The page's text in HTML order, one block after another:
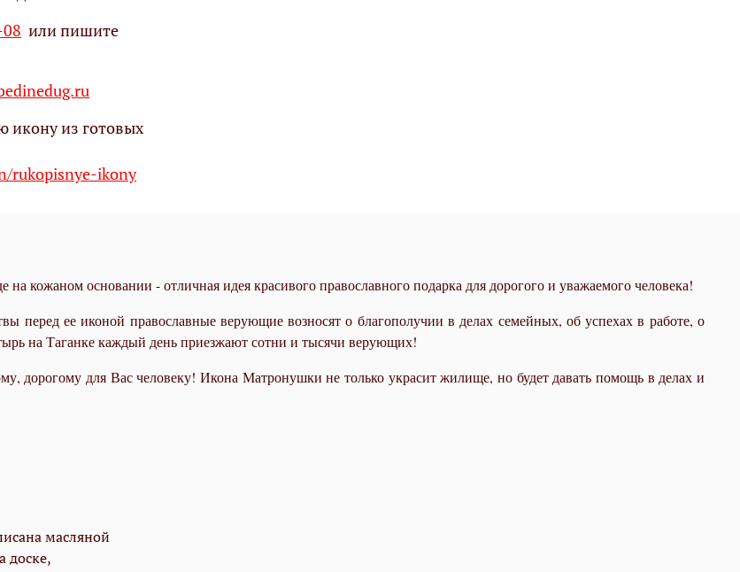
или пишите
икону из готовых
rukopisnye-ikony
кожаном основании - отличная идея красивого православного подарка для дорогого и уважаемого человека!
ее иконой православные верующие возносят о благополучии в делах семейных, об успехах в работе, о
на Таганке каждый день приезжают сотни и тысячи верующих!
дорогому для Вас человеку! Икона Матронушки не только украсит жилище, но будет давать помощь в делах и
масляной
доске,